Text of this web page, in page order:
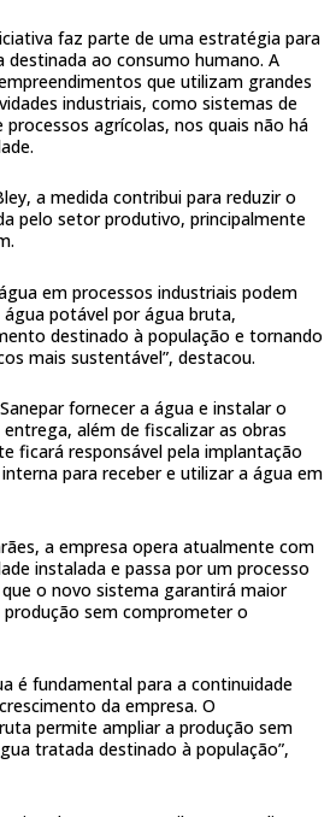
faz parte de uma estratégia para
destinada ao consumo humano. A
que utilizam grandes
industriais, como sistemas de
agrícolas, nos quais não há
a medida contribui para reduzir o
pelo setor produtivo, principalmente
em processos industriais podem
potável por água bruta,
destinado à população e tornando
mais sustentável”, destacou.
fornecer a água e instalar o
além de fiscalizar as obras
ficará responsável pela implantação
para receber e utilizar a água em
a empresa opera atualmente com
instalada e passa por um processo
o novo sistema garantirá maior
produção sem comprometer o
é fundamental para a continuidade
da empresa. O
permite ampliar a produção sem
tratada destinado à população”,